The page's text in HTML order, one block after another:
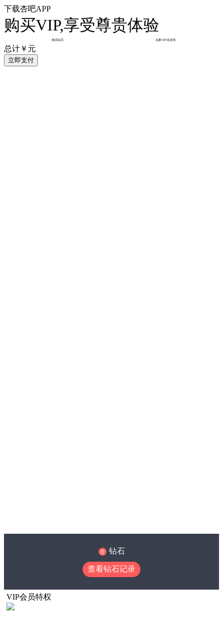
下载杏吧APP
购买VIP,享受尊贵体验
购买钻石 兑换VIP/活动等
总计￥ 元
立即支付
钻石
查看钻石记录
VIP会员特权